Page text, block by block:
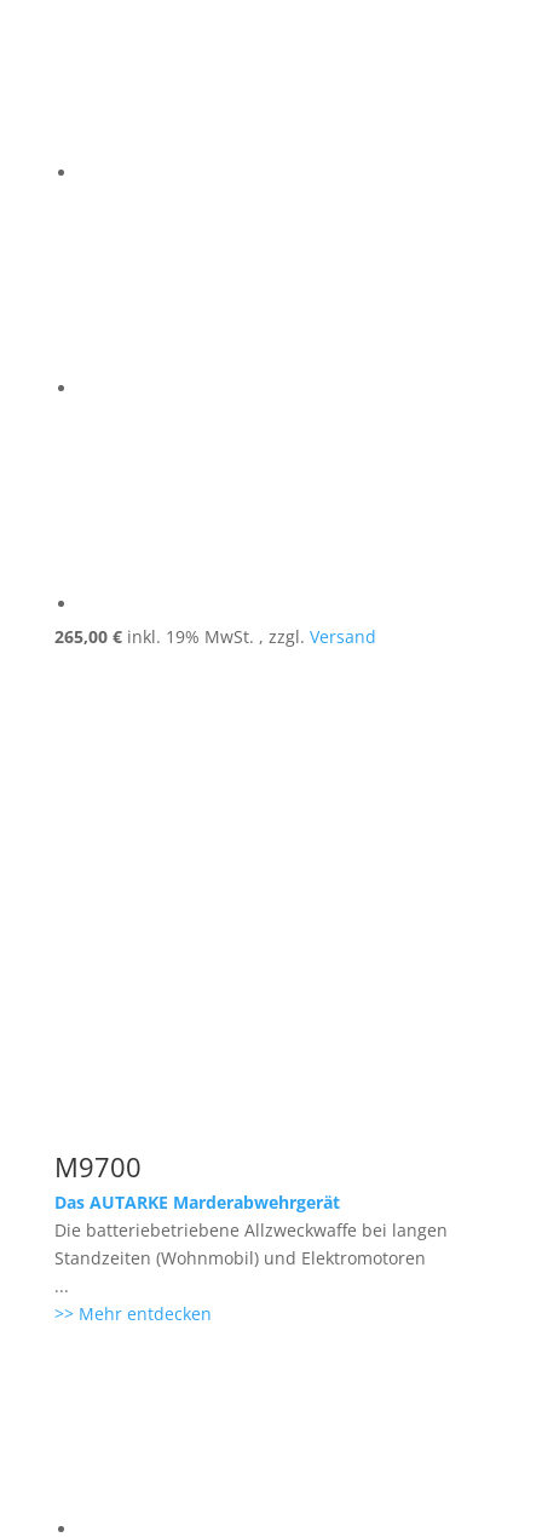
265,00 €inkl. 19% MwSt. , zzgl. Versand
M9700
Das AUTARKE Marderabwehrgerät
Die batteriebetriebene Allzweckwaffe bei langen
Standzeiten (Wohnmobil) und Elektromotoren
...
>> Mehr entdecken